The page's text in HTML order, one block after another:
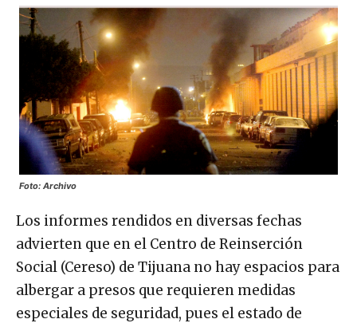
Foto: Archivo
Los informes rendidos en diversas fechas
advierten que en el Centro de Reinserción
Social (Cereso) de Tijuana no hay espacios para
albergar a presos que requieren medidas
especiales de seguridad, pues el estado de